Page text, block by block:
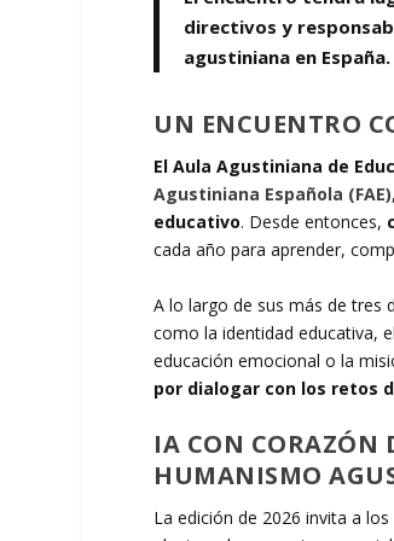
directivos y
agustiniana en España.
UN ENCUENTRO
El Aula Agustiniana de
Agustiniana Española (FAE)
educativo. Desde entonces,
cada año para aprender,
A lo largo de sus más de tres
como la identidad educativa,
educación emocional o la
por dialogar con los retos
IA CON CORAZÓN
HUMANISMO
La edición de 2026 invita a